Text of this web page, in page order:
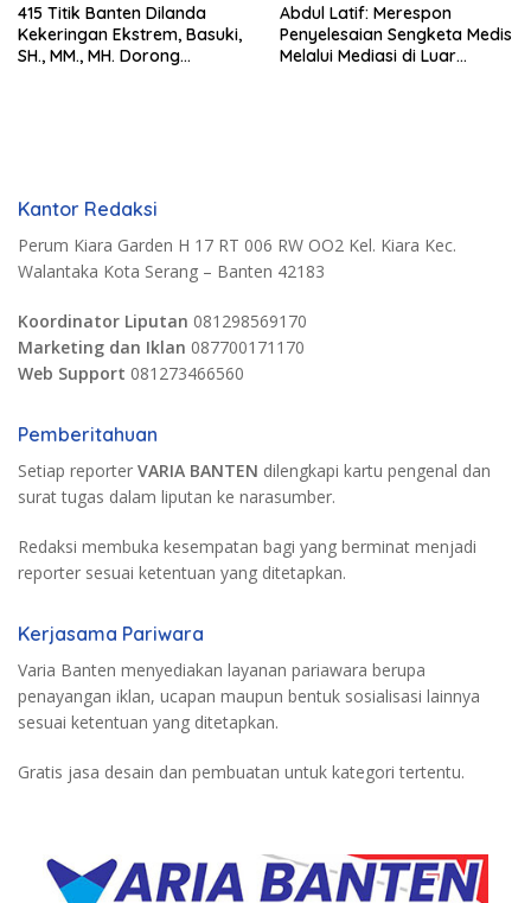
415 Titik Banten Dilanda
Kekeringan Ekstrem, Basuki,
SH., MM., MH. Dorong
Abdul Latif: Merespon
Penyelesaian Sengketa Medis
Melalui Mediasi di Luar
Kantor Redaksi
Perum Kiara Garden H 17 RT 006 RW OO2 Kel. Kiara Kec.
Walantaka Kota Serang – Banten 42183
Koordinator Liputan 081298569170
Marketing dan Iklan 087700171170
Web Support 081273466560
Pemberitahuan
Setiap reporter VARIA BANTEN dilengkapi kartu pengenal dan
surat tugas dalam liputan ke narasumber.
Redaksi membuka kesempatan bagi yang berminat menjadi
reporter sesuai ketentuan yang ditetapkan.
Kerjasama Pariwara
Varia Banten menyediakan layanan pariawara berupa
penayangan iklan, ucapan maupun bentuk sosialisasi lainnya
sesuai ketentuan yang ditetapkan.
Gratis jasa desain dan pembuatan untuk kategori tertentu.